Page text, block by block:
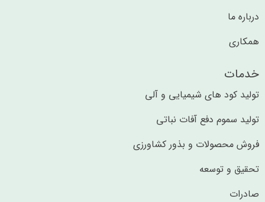
درباره ما
همکاری
خدمات
تولید کود های شیمیایی و آلی​​
تولید سموم دفع آفات نباتی
فروش محصولات و بذور کشاورزی
تحقیق و توسعه
صادرات